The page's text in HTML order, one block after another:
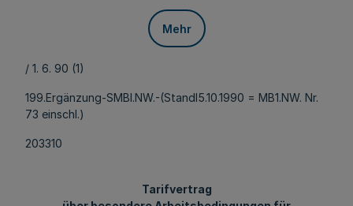
Mehr
/ 1. 6. 90 (1)
199.Ergänzung-SMBl.NW.-(Standl5.10.1990 = MB1.NW. Nr.
73 einschl.)
203310
Tarifvertrag